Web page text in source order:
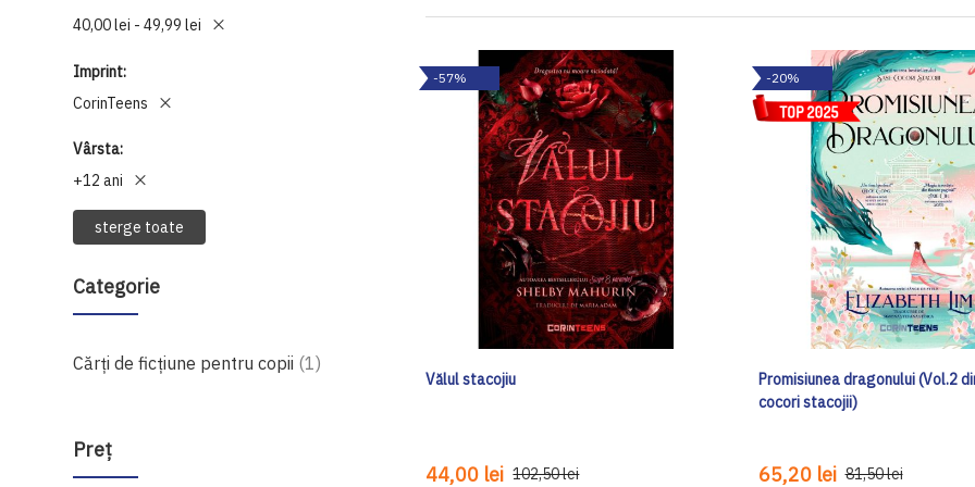
40,00 lei - 49,99 lei
Imprint
CorinTeens
Vârsta
+12 ani
sterge toate
Categorie
Cărți de ficțiune pentru copii 1produs
Preţ
-57%
Vălul stacojiu
44,00 lei 102,50 lei
-20%
Promisiunea dragonului (Vol.2
cocori stacojii)
65,20 lei 81,50 lei